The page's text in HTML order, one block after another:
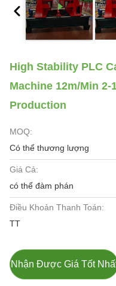
High Stability PLC
Machine 12m/Min
Production
MOQ:
Có thể thương lượng
Giá Cả:
có thể đàm phán
Điều Khoản Thanh Toán:
TT
Nhận Được Giá Tốt